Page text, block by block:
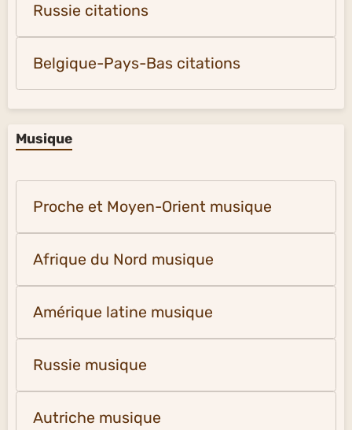
Russie citations
Belgique-Pays-Bas citations
Musique
Proche et Moyen-Orient musique
Afrique du Nord musique
Amérique latine musique
Russie musique
Autriche musique